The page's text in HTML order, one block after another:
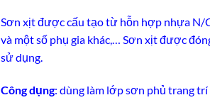
Sơn xịt được cấu tạo từ hỗn hợp nhựa N/
và một số phụ gia khác,… Sơn xịt được
sử dụng.
Công dụng: dùng làm lớp sơn phủ trang trí